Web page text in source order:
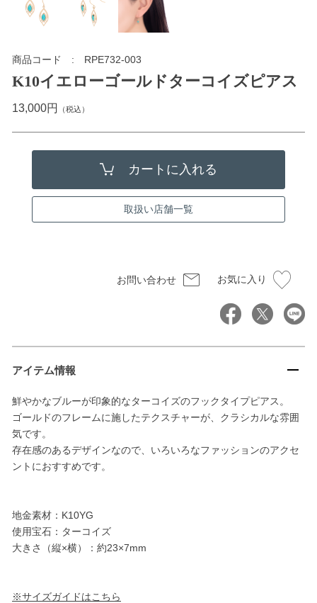
商品コード RPE732-003
K10イエローゴールドターコイズピアス
13,000円 （税込）
取扱い店舗一覧
お問い合わせ お気に入り
アイテム情報
鮮やかなブルーが印象的なターコイズのフックタイプピアス。
ゴールドのフレームに施したテクスチャーが、クラシカルな雰囲
気です。
存在感のあるデザインなので、いろいろなファッションのアクセ
ントにおすすめです。
地金素材：K10YG
使用宝石：ターコイズ
大きさ（縦×横）：約23×7mm
※サイズガイドはこちら